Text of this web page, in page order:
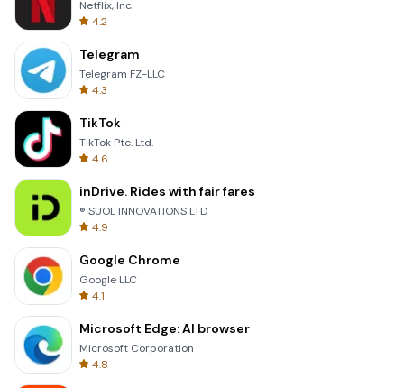
Netflix, Inc.
4.2
Telegram
Telegram FZ-LLC
4.3
TikTok
TikTok Pte. Ltd.
4.6
inDrive. Rides with fair fares
® SUOL INNOVATIONS LTD
4.9
Google Chrome
Google LLC
4.1
Microsoft Edge: AI browser
Microsoft Corporation
4.8